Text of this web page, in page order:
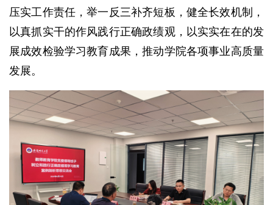
压实工作责任，举一反三补齐短板，健全长效机制，
以真抓实干的作风践行正确政绩观，以实实在在的发
展成效检验学习教育成果，推动学院各项事业高质量
发展。